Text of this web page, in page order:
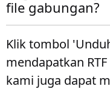
file gabungan?
Klik tombol
mendapatkan
kami juga dapat